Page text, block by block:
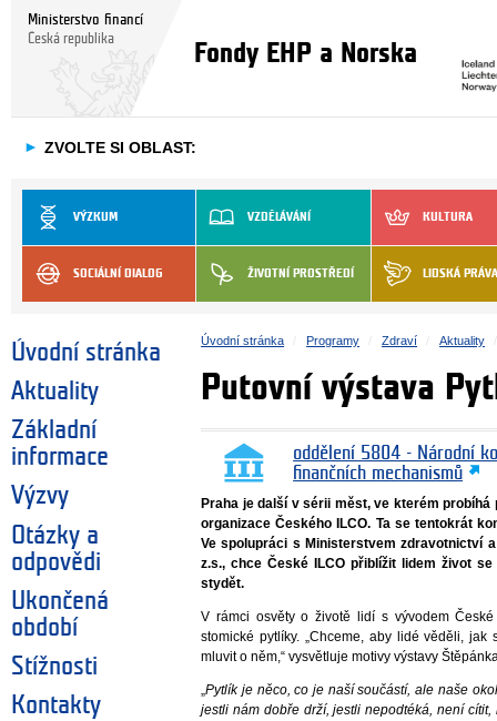
Ministerstvo financí
Česká republika
Fondy EHP a Norska
► ZVOLTE SI OBLAST:
VÝZKUM VZDĚLÁVÁNÍ KULTURA
SOCIÁLNÍ DIALOG ŽIVOTNÍ PROSTŘEDÍ LIDSKÁ PRÁVA
Úvodní stránka
Aktuality
Základní
informace
Výzvy
Otázky a
odpovědi
Ukončená
období
Stížnosti
Kontakty
Úvodní stránka Programy Zdraví Aktuality
Putovní výstava
oddělení 5804 - Národní
finančních mechanismů
Praha je další v sérii měst, ve kterém
organizace Českého ILCO. Ta se tentokrát
Ve spolupráci s Ministerstvem zdravotnictví
z.s., chce České ILCO přiblížit lidem život
stydět.
V rámci osvěty o životě lidí s vývodem
stomické pytlíky. „Chceme, aby lidé věděli,
mluvit o něm,“ vysvětluje motivy výstavy
„Pytlík je něco, co je naší součástí, ale naše
jestli nám dobře drží, jestli nepodtéká, není